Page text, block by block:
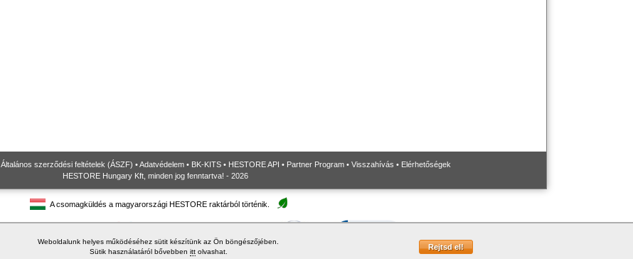
Általános szerződési feltételek (ÁSZF) •Adatvédelem • BK-KITS • HESTORE API • Partner Program • Visszahívás • Elérhetőségek
HESTORE Hungary Kft, minden jog fenntartva! - 2026
Weboldalunk helyes működéséhez sütit készítünk az Ön böngészőjében.
Sütik használatáról bővebben ittolvashat.
A csomagküldés a magyarországi HESTORE raktárból történik.